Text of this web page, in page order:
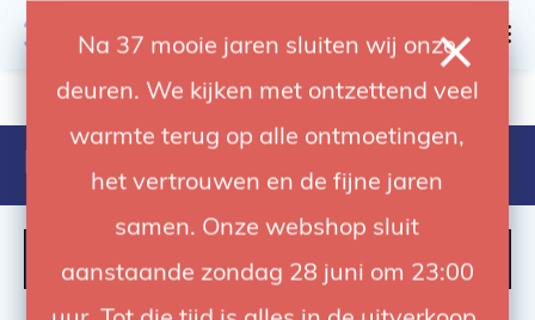
Na 37 mooie jaren sluiten wij onze
deuren. We kijken met ontzettend veel
warmte terug op alle ontmoetingen,
het vertrouwen en de fijne jaren
samen. Onze webshop sluit
aanstaande zondag 28 juni om 23:00
4.92 / 5 op trusted shops
Producten getagd met c50Ej
FILTER